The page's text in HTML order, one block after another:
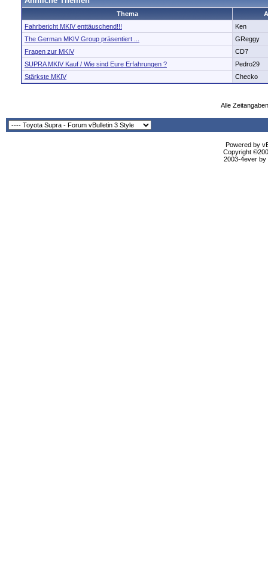
Thema
Fahrbericht MKIV enttäuschend!!!
Ken
The German MKIV Group präsentiert ...
GReggy
Fragen zur MKIV
CD7
SUPRA MKIV Kauf / Wie sind Eure Erfahrungen ?
Pedro29
Stärkste MKIV
Checko
Alle
Powered by
Copyright
2003-4ever by